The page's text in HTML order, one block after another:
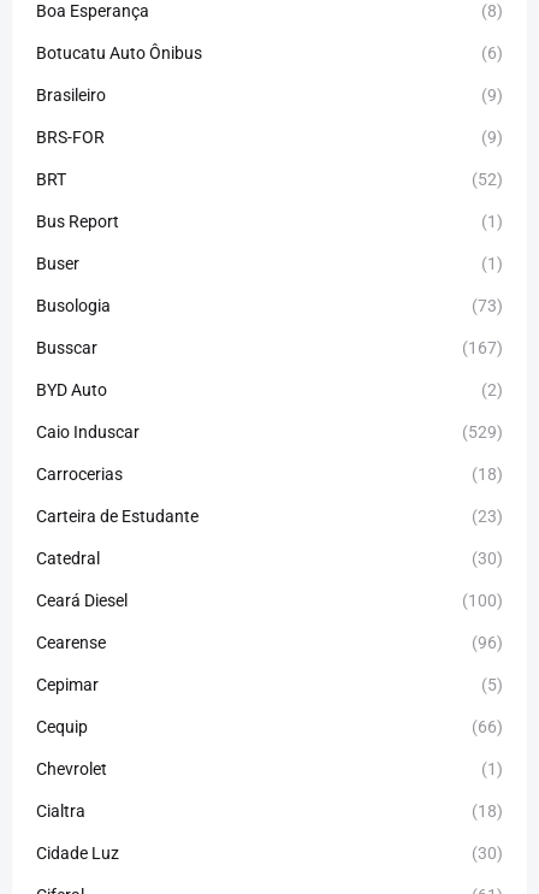
Boa Esperança (8)
Botucatu Auto Ônibus (6)
Brasileiro (9)
BRS-FOR (9)
BRT (52)
Bus Report (1)
Buser (1)
Busologia (73)
Busscar (167)
BYD Auto (2)
Caio Induscar (529)
Carrocerias (18)
Carteira de Estudante (23)
Catedral (30)
Ceará Diesel (100)
Cearense (96)
Cepimar (5)
Cequip (66)
Chevrolet (1)
Cialtra (18)
Cidade Luz (30)